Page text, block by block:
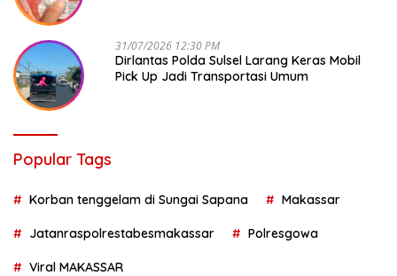
31/07/2026 12:30 PM
Dirlantas Polda Sulsel Larang Keras Mobil
Pick Up Jadi Transportasi Umum
Popular Tags
Korban tenggelam di Sungai Sapana Makassar
Jatanraspolrestabesmakassar Polresgowa
Viral MAKASSAR